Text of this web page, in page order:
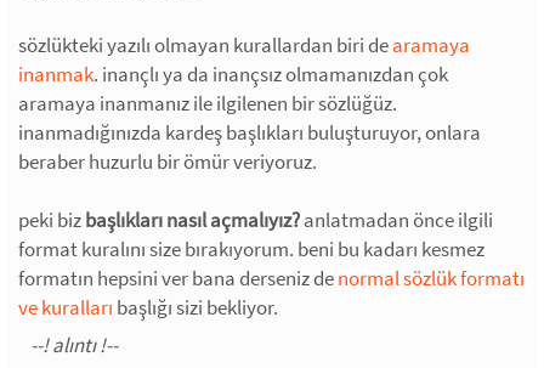
sözlükteki yazılı olmayan kurallardan biri dearamaya
inanmak. inançlı ya da inançsız olmamanızdan çok
aramaya inanmanız ile ilgilenen bir sözlüğüz.
inanmadığınızda kardeş başlıkları buluşturuyor, onlara
beraber huzurlu bir ömür veriyoruz.
peki bizbaşlıkları nasıl açmalıyız?anlatmadan önce ilgili
format kuralını size bırakıyorum. beni bu kadarı kesmez
formatın hepsini ver bana derseniz denormal sözlük formatı
ve kuralları başlığı sizi bekliyor.